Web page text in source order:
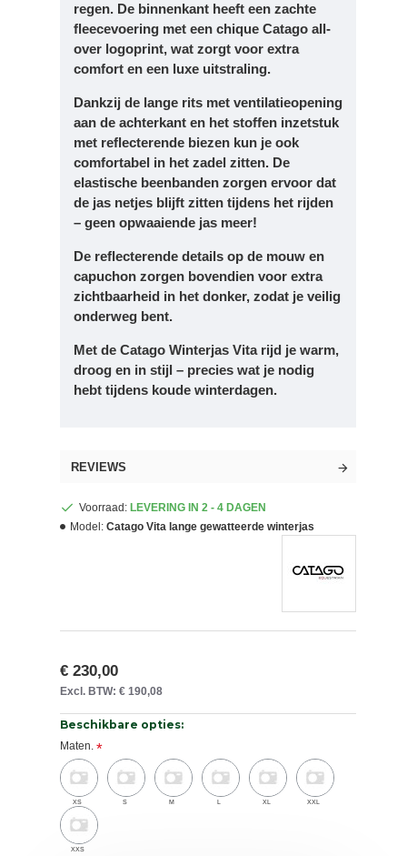
regen. De binnenkant heeft een zachte
fleecevoering met een chique Catago all-
over logoprint, wat zorgt voor extra
comfort en een luxe uitstraling.
Dankzij de lange rits met ventilatieopening
aan de achterkant en het stoffen inzetstuk
met reflecterende biezen kun je ook
comfortabel in het zadel zitten. De
elastische beenbanden zorgen ervoor dat
de jas netjes blijft zitten tijdens het rijden
– geen opwaaiende jas meer!
De reflecterende details op de mouw en
capuchon zorgen bovendien voor extra
zichtbaarheid in het donker, zodat je veilig
onderweg bent.
Met de Catago Winterjas Vitarijd je warm,
droog en in stijl – precies wat je nodig
hebt tijdens koude winterdagen.
REVIEWS
Voorraad: LEVERING IN 2 - 4 DAGEN
Model: Catago Vita lange gewatteerde winterjas
€ 230,00
Excl. BTW: € 190,08
Beschikbare opties:
Maten.
XS S M L XL XXL
XXS